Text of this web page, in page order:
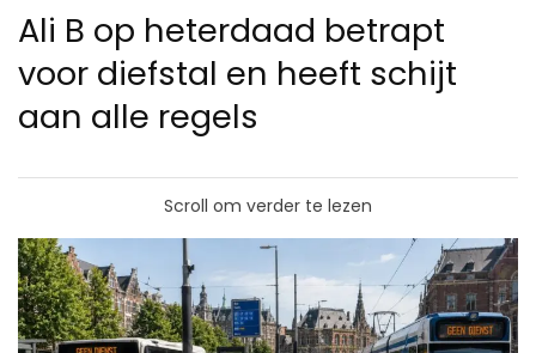
Ali B op heterdaad betrapt
voor diefstal en heeft schijt
aan alle regels
Scroll om verder te lezen